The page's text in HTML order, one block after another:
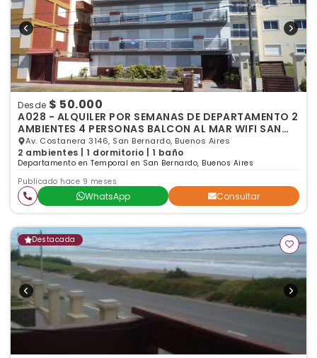
Desde $ 50.000
A028 - ALQUILER POR SEMANAS DE DEPARTAMENTO 2
AMBIENTES 4 PERSONAS BALCON AL MAR WIFI SAN
BERNARDO
Av. Costanera 3146, San Bernardo, Buenos Aires
2 ambientes | 1 dormitorio | 1 baño
Departamento en Temporal en San Bernardo, Buenos Aires
Publicado hace 9 meses
WhatsApp Consultar
Destacada